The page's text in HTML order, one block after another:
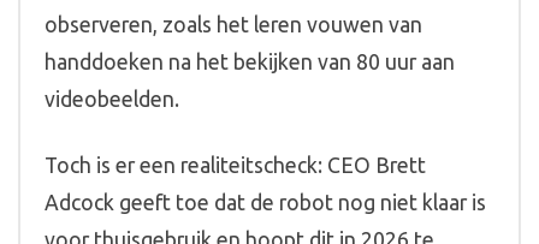
observeren, zoals het leren vouwen van
handdoeken na het bekijken van 80 uur aan
videobeelden.
Toch is er een realiteitscheck: CEO Brett
Adcock geeft toe dat de robot nog niet klaar is